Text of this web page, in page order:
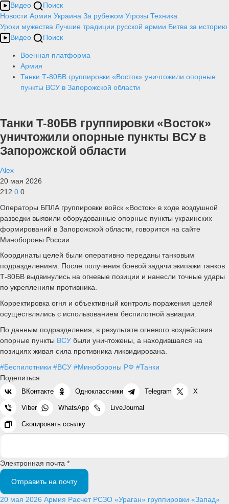
Видео
Поиск
Новости Армия Украина За рубежом Угрозы Техника
Уроки мужества Лучшие традиции русской армии Битва за историю
Видео
Поиск
Военная платформа
Армия
Танки Т-80БВ группировки «Восток» уничтожили опорные
пункты ВСУ в Запорожской области
Танки Т-80БВ группировки «Восток»
уничтожили опорные пункты ВСУ в
Запорожской области
Alex
20 мая 2026
212 0 0
Операторы БПЛА группировки войск «Восток» в ходе воздушной
разведки выявили оборудованные опорные пункты украинских
формирований в Запорожской области, говорится на сайте
Минобороны России.
Координаты целей были оперативно переданы танковым
подразделениям. После получения боевой задачи экипажи танков
Т-80БВ выдвинулись на огневые позиции и нанесли точные удары
по укреплениям противника.
Корректировка огня и объективный контроль поражения целей
осуществлялись с использованием беспилотной авиации.
По данным подразделения, в результате огневого воздействия
опорные пункты ВСУ были уничтожены, а находившаяся на
позициях живая сила противника ликвидирована.
#Беспилотники #ВСУ #Минобороны РФ #Танки
Поделиться
ВКонтакте Одноклассники Telegram X
Viber WhatsApp LiveJournal
Скопировать ссылку
Электронная почта *
Отправить на почту
20 мая 2026 Армия Расчет РСЗО «Ураган» группировки «Запад»